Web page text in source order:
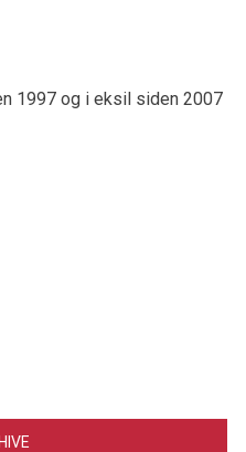
1997 og i eksil siden 2007